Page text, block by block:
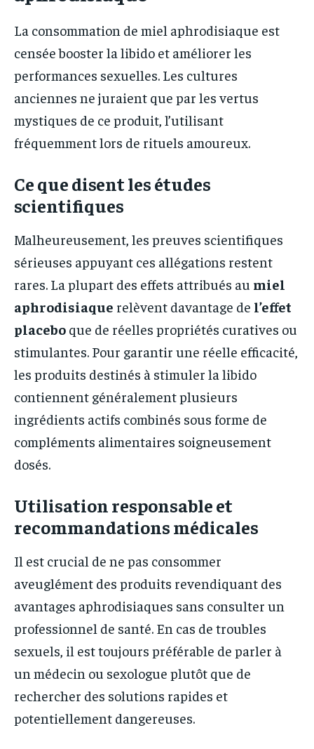
La consommation de miel aphrodisiaque est
censée booster la libido et améliorer les
performances sexuelles. Les cultures
anciennes ne juraient que par les vertus
mystiques de ce produit, l’utilisant
fréquemment lors de rituels amoureux.
Ce que disent les études
scientifiques
Malheureusement, les preuves scientifiques
sérieuses appuyant ces allégations restent
rares. La plupart des effets attribués au miel
aphrodisiaque relèvent davantage de l’effet
placebo que de réelles propriétés curatives ou
stimulantes. Pour garantir une réelle efficacité,
les produits destinés à stimuler la libido
contiennent généralement plusieurs
ingrédients actifs combinés sous forme de
compléments alimentaires soigneusement
dosés.
Utilisation responsable et
recommandations médicales
Il est crucial de ne pas consommer
aveuglément des produits revendiquant des
avantages aphrodisiaques sans consulter un
professionnel de santé. En cas de troubles
sexuels, il est toujours préférable de parler à
un médecin ou sexologue plutôt que de
rechercher des solutions rapides et
potentiellement dangereuses.